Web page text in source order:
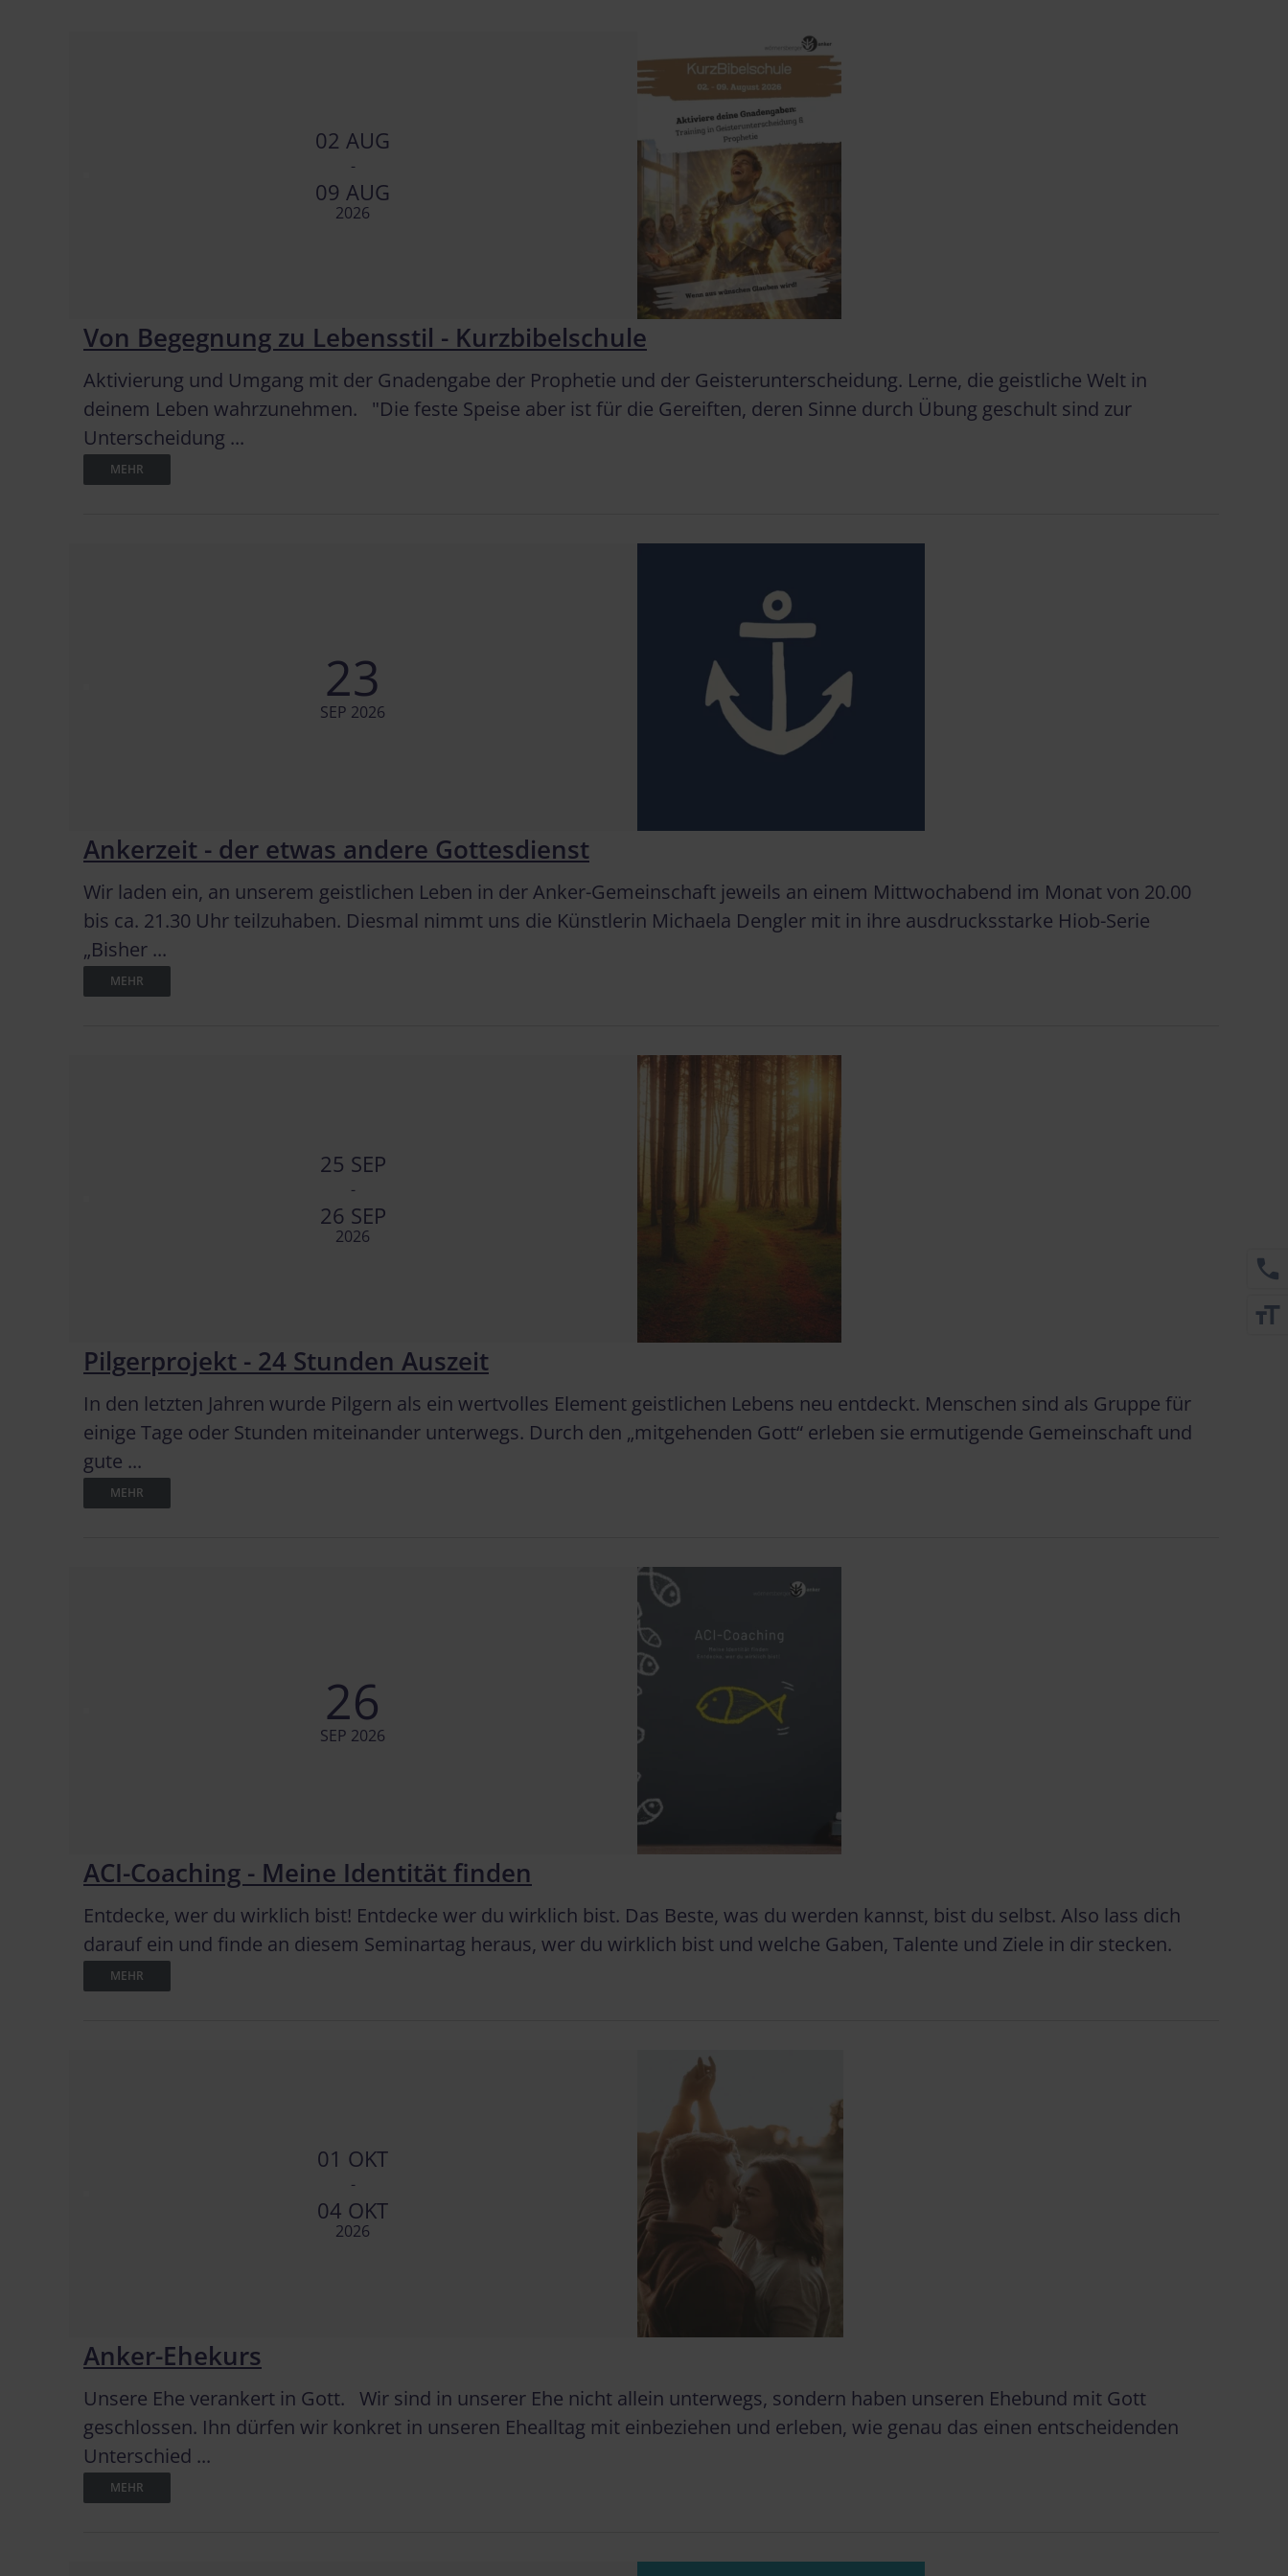
02 AUG
-
09 AUG
2026
Von Begegnung zu Lebensstil - Kurzbibelschule
Aktivierung und Umgang mit der Gnadengabe der Prophetie und der Geisterunterscheidung. Lerne, die geistliche Welt in
deinem Leben wahrzunehmen. "Die feste Speise aber ist für die Gereiften, deren Sinne durch Übung geschult sind zur
Unterscheidung ...
MEHR
23
SEP 2026
Ankerzeit - der etwas andere Gottesdienst
Wir laden ein, an unserem geistlichen Leben in der Anker-Gemeinschaft jeweils an einem Mittwochabend im Monat von 20.00
bis ca. 21.30 Uhr teilzuhaben. Diesmal nimmt uns die Künstlerin Michaela Dengler mit in ihre ausdrucksstarke Hiob-Serie
„Bisher ...
MEHR
25 SEP
-
26 SEP
2026
Pilgerprojekt - 24 Stunden Auszeit
In den letzten Jahren wurde Pilgern als ein wertvolles Element geistlichen Lebens neu entdeckt. Menschen sind als Gruppe für
einige Tage oder Stunden miteinander unterwegs. Durch den „mitgehenden Gott“ erleben sie ermutigende Gemeinschaft und
gute ...
MEHR
26
SEP 2026
ACI-Coaching - Meine Identität finden
Entdecke, wer du wirklich bist! Entdecke wer du wirklich bist. Das Beste, was du werden kannst, bist du selbst. Also lass dich
darauf ein und finde an diesem Seminartag heraus, wer du wirklich bist und welche Gaben, Talente und Ziele in dir stecken.
MEHR
01 OKT
-
04 OKT
2026
Anker-Ehekurs
Unsere Ehe verankert in Gott. Wir sind in unserer Ehe nicht allein unterwegs, sondern haben unseren Ehebund mit Gott
geschlossen. Ihn dürfen wir konkret in unseren Ehealltag mit einbeziehen und erleben, wie genau das einen entscheidenden
Unterschied ...
MEHR
call
format_size